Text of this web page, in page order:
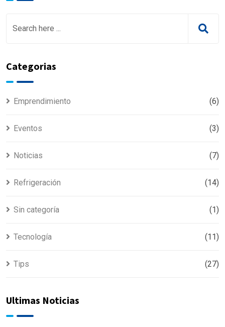
Categorias
Emprendimiento (6)
Eventos (3)
Noticias (7)
Refrigeración (14)
Sin categoría (1)
Tecnología (11)
Tips (27)
Ultimas Noticias